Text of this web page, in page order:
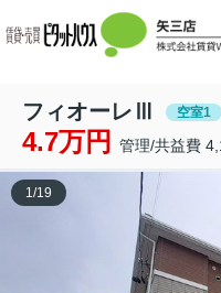
フィオーレⅢ 空室1
4.7万円 管理/共益費
1/19